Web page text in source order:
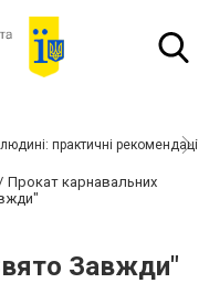
практичні рекомендації
Прокат карнавальних
Завжди"